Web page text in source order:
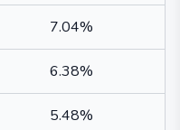
7.04%
6.38%
5.48%